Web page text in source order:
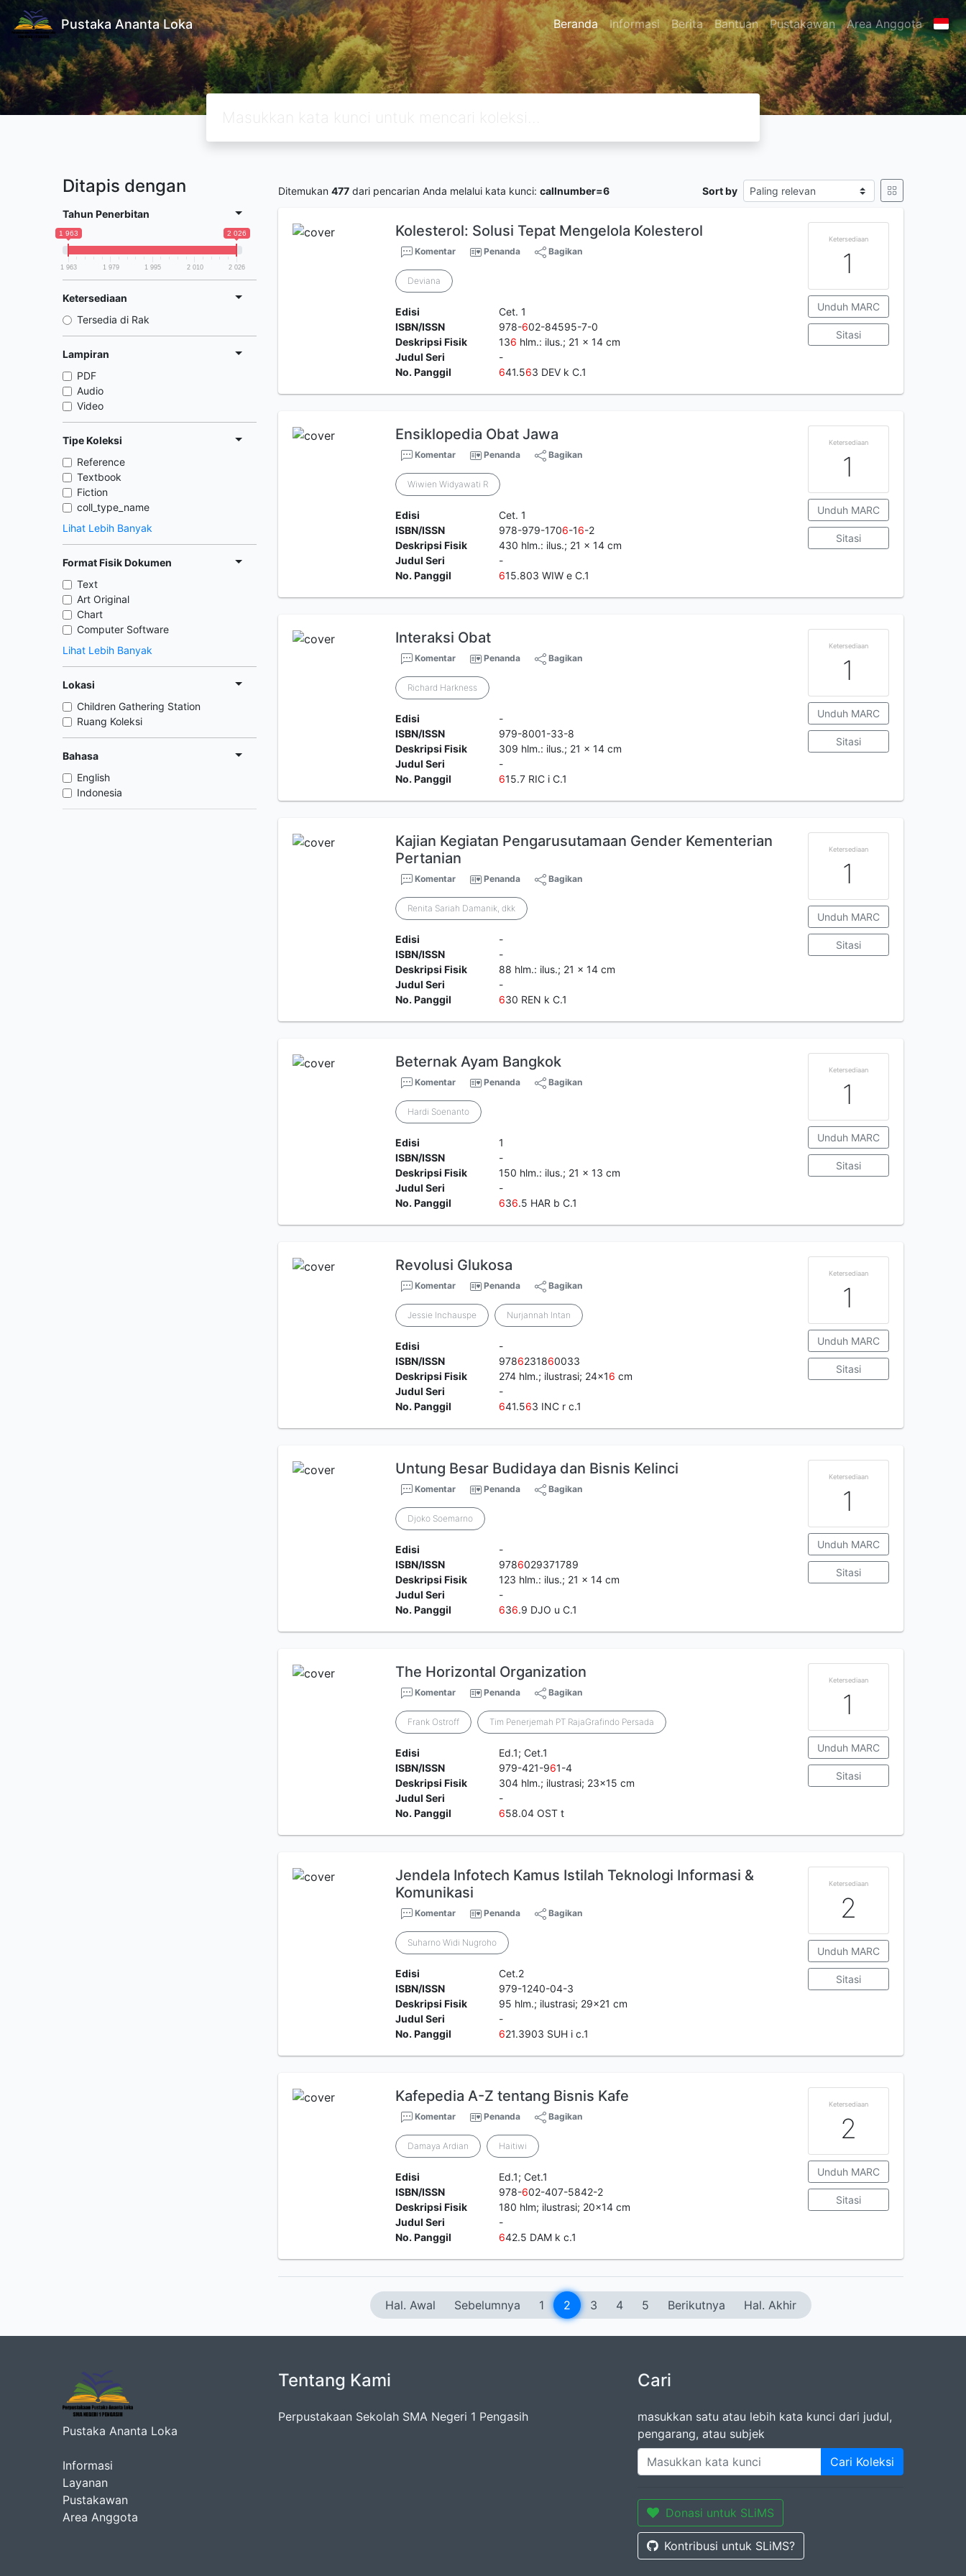
Pustaka Ananta Loka Beranda Informasi Berita Bantuan Pustakawan Area Anggota
Ditapis dengan
Tahun Penerbitan
1 963 2 026
1 963 1 979 1 995 2 010 2 026
Ketersediaan
Tersedia di Rak
Lampiran
PDF
Audio
Video
Tipe Koleksi
Reference
Textbook
Fiction
coll_type_name
Lihat Lebih Banyak
Format Fisik Dokumen
Text
Art Original
Chart
Computer Software
Lihat Lebih Banyak
Lokasi
Children Gathering Station
Ruang Koleksi
Bahasa
English
Indonesia
Ditemukan 477 dari pencarian Anda melalui kata kunci: callnumber=6 Sort by
Kolesterol: Solusi Tepat Mengelola Kolesterol
Komentar Penanda Bagikan
Deviana
Edisi
Cet. 1
ISBN/ISSN
978-602-84595-7-0
Deskripsi Fisik
136 hlm.: ilus.; 21 x 14 cm
Judul Seri
-
No. Panggil
641.563 DEV k C.1
Ketersediaan
1
Unduh MARC
Sitasi
Ensiklopedia Obat Jawa
Komentar Penanda Bagikan
Wiwien Widyawati R
Edisi
Cet. 1
ISBN/ISSN
978-979-1706-16-2
Deskripsi Fisik
430 hlm.: ilus.; 21 x 14 cm
Judul Seri
-
No. Panggil
615.803 WIW e C.1
Ketersediaan
1
Unduh MARC
Sitasi
Interaksi Obat
Komentar Penanda Bagikan
Richard Harkness
Edisi
-
ISBN/ISSN
979-8001-33-8
Deskripsi Fisik
309 hlm.: ilus.; 21 x 14 cm
Judul Seri
-
No. Panggil
615.7 RIC i C.1
Ketersediaan
1
Unduh MARC
Sitasi
Kajian Kegiatan Pengarusutamaan Gender Kementerian
Pertanian
Komentar Penanda Bagikan
Renita Sariah Damanik, dkk
Edisi
-
ISBN/ISSN
-
Deskripsi Fisik
88 hlm.: ilus.; 21 x 14 cm
Judul Seri
-
No. Panggil
630 REN k C.1
Ketersediaan
1
Unduh MARC
Sitasi
Beternak Ayam Bangkok
Komentar Penanda Bagikan
Hardi Soenanto
Edisi
1
ISBN/ISSN
-
Deskripsi Fisik
150 hlm.: ilus.; 21 x 13 cm
Judul Seri
-
No. Panggil
636.5 HAR b C.1
Ketersediaan
1
Unduh MARC
Sitasi
Revolusi Glukosa
Komentar Penanda Bagikan
Jessie Inchauspe Nurjannah Intan
Edisi
-
ISBN/ISSN
9786231860033
Deskripsi Fisik
274 hlm.; ilustrasi; 24x16 cm
Judul Seri
-
No. Panggil
641.563 INC r c.1
Ketersediaan
1
Unduh MARC
Sitasi
Untung Besar Budidaya dan Bisnis Kelinci
Komentar Penanda Bagikan
Djoko Soemarno
Edisi
-
ISBN/ISSN
9786029371789
Deskripsi Fisik
123 hlm.: ilus.; 21 x 14 cm
Judul Seri
-
No. Panggil
636.9 DJO u C.1
Ketersediaan
1
Unduh MARC
Sitasi
The Horizontal Organization
Komentar Penanda Bagikan
Frank Ostroff Tim Penerjemah PT RajaGrafindo Persada
Edisi
Ed.1; Cet.1
ISBN/ISSN
979-421-961-4
Deskripsi Fisik
304 hlm.; ilustrasi; 23x15 cm
Judul Seri
-
No. Panggil
658.04 OST t
Ketersediaan
1
Unduh MARC
Sitasi
Jendela Infotech Kamus Istilah Teknologi Informasi &
Komunikasi
Komentar Penanda Bagikan
Suharno Widi Nugroho
Edisi
Cet.2
ISBN/ISSN
979-1240-04-3
Deskripsi Fisik
95 hlm.; ilustrasi; 29x21 cm
Judul Seri
-
No. Panggil
621.3903 SUH i c.1
Ketersediaan
2
Unduh MARC
Sitasi
Kafepedia A-Z tentang Bisnis Kafe
Komentar Penanda Bagikan
Damaya Ardian Haitiwi
Edisi
Ed.1; Cet.1
ISBN/ISSN
978-602-407-5842-2
Deskripsi Fisik
180 hlm; ilustrasi; 20x14 cm
Judul Seri
-
No. Panggil
642.5 DAM k c.1
Ketersediaan
2
Unduh MARC
Sitasi
Hal. Awal Sebelumnya 1 2 3 4 5 Berikutnya Hal. Akhir
Pustaka Ananta Loka
Informasi
Layanan
Pustakawan
Area Anggota
Tentang Kami
Perpustakaan Sekolah SMA Negeri 1 Pengasih
Cari
masukkan satu atau lebih kata kunci dari judul,
pengarang, atau subjek
Cari Koleksi
Donasi untuk SLiMS
Kontribusi untuk SLiMS?